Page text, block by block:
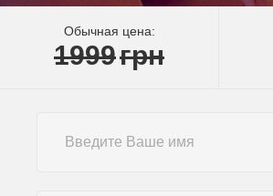
Обычная цена:
1999грн